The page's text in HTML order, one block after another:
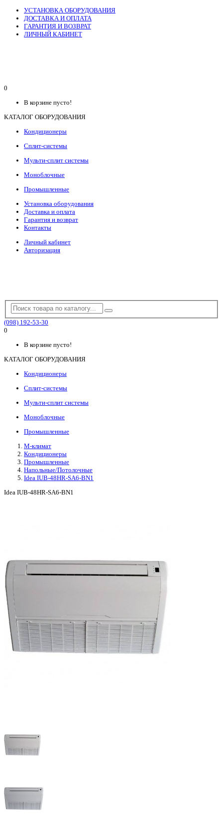
УСТАНОВКА ОБОРУДОВАНИЯ
ДОСТАВКА И ОПЛАТА
ГАРАНТИЯ И ВОЗВРАТ
ЛИЧНЫЙ КАБИНЕТ
0
В корзине пусто!
КАТАЛОГ ОБОРУДОВАНИЯ
Кондиционеры
Сплит-системы
Мульти-сплит системы
Моноблочные
Промышленные
Установка оборудования
Доставка и оплата
Гарантия и возврат
Контакты
Личный кабинет
Авторизация
(098) 192-53-30
0
В корзине пусто!
КАТАЛОГ ОБОРУДОВАНИЯ
Кондиционеры
Сплит-системы
Мульти-сплит системы
Моноблочные
Промышленные
М-климат
Кондиционеры
Промышленные
Напольные/Потолочные
Idea IUB-48HR-SA6-BN1
Idea IUB-48HR-SA6-BN1